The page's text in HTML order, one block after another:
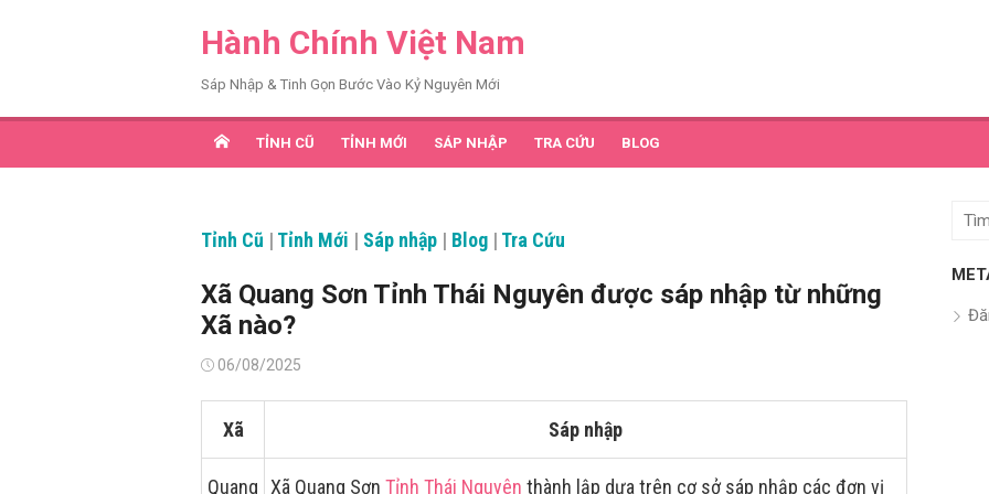
Hành Chính Việt Nam
Sáp Nhập & Tinh Gọn Bước Vào Kỷ Nguyên Mới
TỈNH CŨ TỈNH MỚI SÁP NHẬP TRA CỨU BLOG
Tỉnh Cũ | Tỉnh Mới | Sáp nhập | Blog | Tra Cứu
Xã Quang Sơn Tỉnh Thái Nguyên được sáp nhập từ những
Xã nào?
Đăng06/08/2025
Xã Sáp nhập
Quang
Xã Quang Sơn Tỉnh Thái Nguyên thành lập dựa trên cơ sở sáp nhập các đơn vị
Tìm
quả